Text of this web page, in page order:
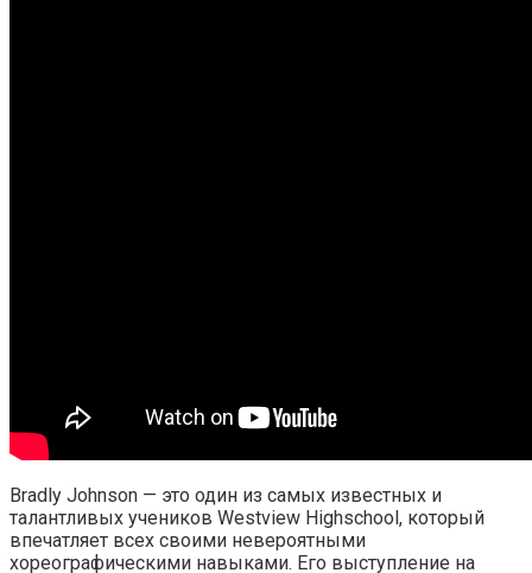
Bradly Johnson — это один из самых известных и
талантливых учеников Westview Highschool, который
впечатляет всех своими невероятными
хореографическими навыками. Его выступление на